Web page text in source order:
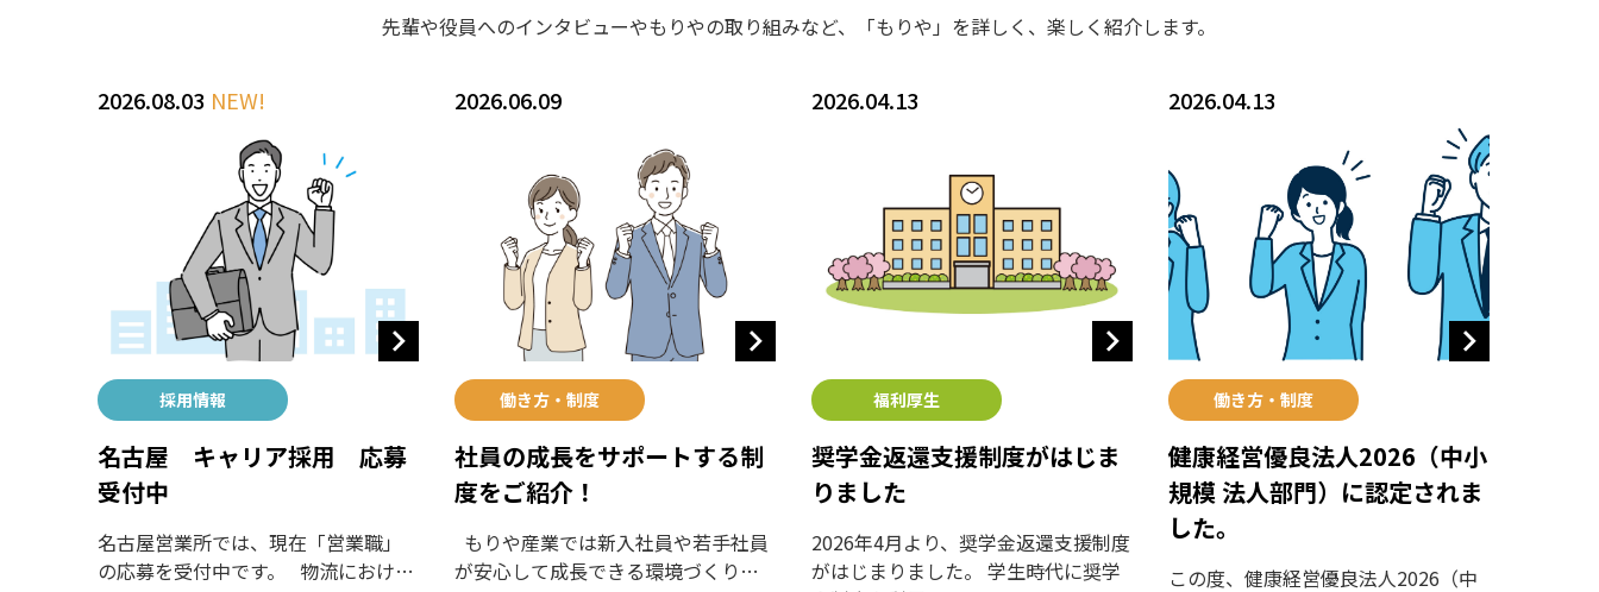
先輩や役員へのインタビューやもりやの取り組みなど、「もりや」を詳しく、楽しく紹介します。
2026.08.03 NEW!
採用情報
名古屋 キャリア採用 応募
受付中
名古屋営業所では、現在「営業職」
の応募を受付中です。 物流におけ…
2026.06.09
働き方・制度
社員の成長をサポートする制
度をご紹介！
もりや産業では新入社員や若手社員
が安心して成長できる環境づくり…
2026.04.13
福利厚生
奨学金返還支援制度がはじま
りました
2026年4月より、奨学金返還支援制度
がはじまりました。 学生時代に奨学
2026.04.13
働き方・制度
健康経営優良法人2026（中小
規模 法人部門）に認定されま
した。
この度、健康経営優良法人2026（中